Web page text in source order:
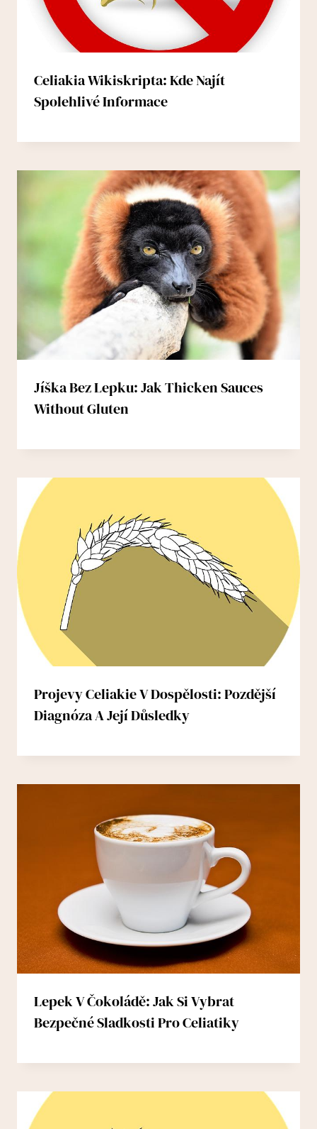
Celiakia Wikiskripta: Kde Najít
Spolehlivé Informace
Jíška Bez Lepku: Jak Thicken Sauces
Without Gluten
Projevy Celiakie V Dospělosti: Pozdější
Diagnóza A Její Důsledky
Lepek V Čokoládě: Jak Si Vybrat
Bezpečné Sladkosti Pro Celiatiky